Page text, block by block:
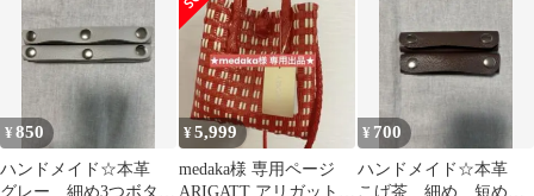
¥850
ハンドメイド☆本革
グレー 細め3つボタ
¥5,999
medaka様 専用ページ
ARIGATT アリガット
¥ 700
ハンドメイド☆本革
こげ茶 細め 短め